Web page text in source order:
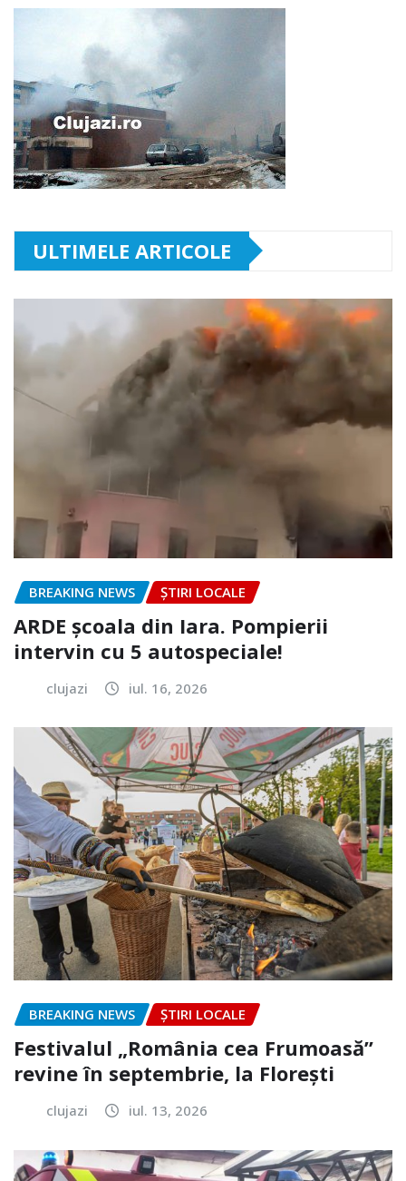
ULTIMELE ARTICOLE
BREAKING NEWS ȘTIRI LOCALE
ARDE școala din Iara. Pompierii
intervin cu 5 autospeciale!
clujazi iul. 16, 2026
BREAKING NEWS ȘTIRI LOCALE
Festivalul „România cea Frumoasă”
revine în septembrie, la Florești
clujazi iul. 13, 2026